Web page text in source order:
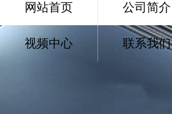
网站首页 公司简介
视频中心 联系我们